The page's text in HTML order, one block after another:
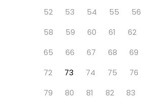
52 53 54 55 56
58
59 60 61 62
65
66 67 68 69
72
73 74 75 76
79
80 81 82 83